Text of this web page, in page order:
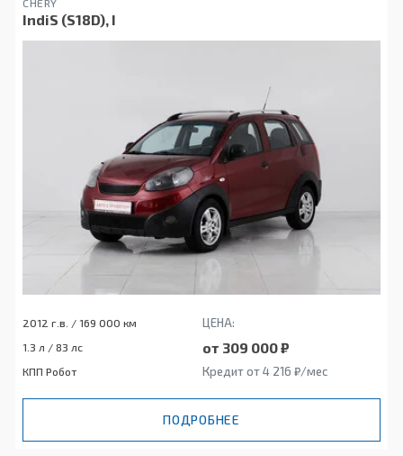
CHERY
IndiS (S18D), I
2012 г.в. / 169 000 км ЦЕНА:
1.3 л / 83 лс от 309 000 ₽
КПП Робот Кредит от 4 216 ₽/мес
ПОДРОБНЕЕ